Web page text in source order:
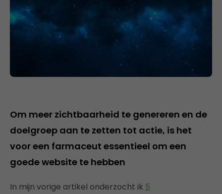
Om meer zichtbaarheid te genereren en de
doelgroep aan te zetten tot actie, is het
voor een farmaceut essentieel om een
goede website te hebben
In mijn vorige artikel onderzocht ik 5